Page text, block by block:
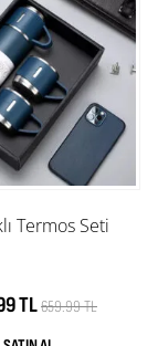
Termos Seti
TL659.99 TL